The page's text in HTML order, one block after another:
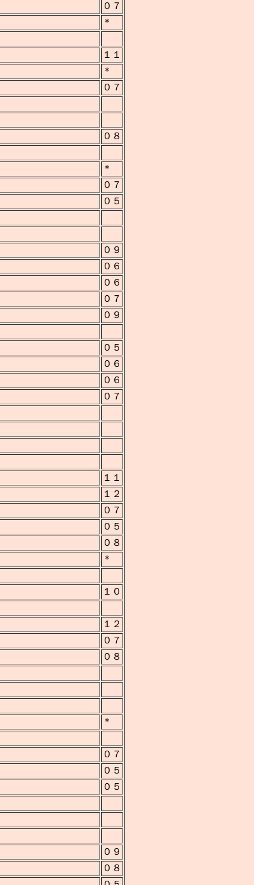
０７
＊
１１
＊
０７
０８
＊
０７
０５
０９
０６
０６
０７
０９
０５
０６
０６
０７
１１
１２
０７
０５
０８
＊
１０
１２
０７
０８
＊
０７
０５
０５
０９
０８